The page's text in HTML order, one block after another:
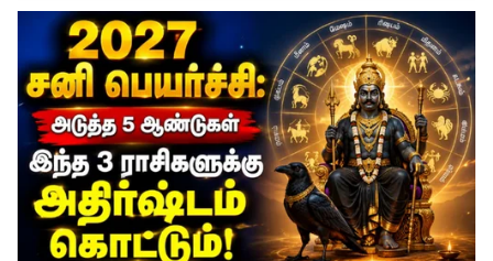
ஓம் நளனைச் சோதித்தவனே போற்றி
ஓம் நீலவண்ணப் பிரியனே போற்றி
ஓம் நீண்டகாலச் சுழலோனே போற்றி
ஓம் பத்தொன்பதாண்டாள்பவனே போற்றி
ஓம் பயங்கரனே போற்றி
ஓம் பக்கச் சுழலோனே போற்றி
ஓம் பத்மபீடனே போற்றி
ஓம் பத்திரை சோதரனே போற்றி